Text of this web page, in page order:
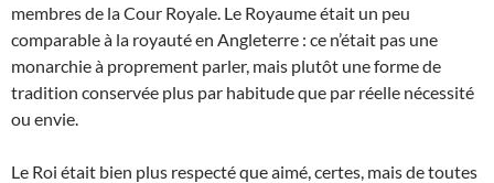
membres de la Cour Royale. Le Royaume était un peu
comparable à la royauté en Angleterre : ce n’était pas une
monarchie à proprement parler, mais plutôt une forme de
tradition conservée plus par habitude que par réelle nécessité
ou envie.
Le Roi était bien plus respecté que aimé, certes, mais de toutes